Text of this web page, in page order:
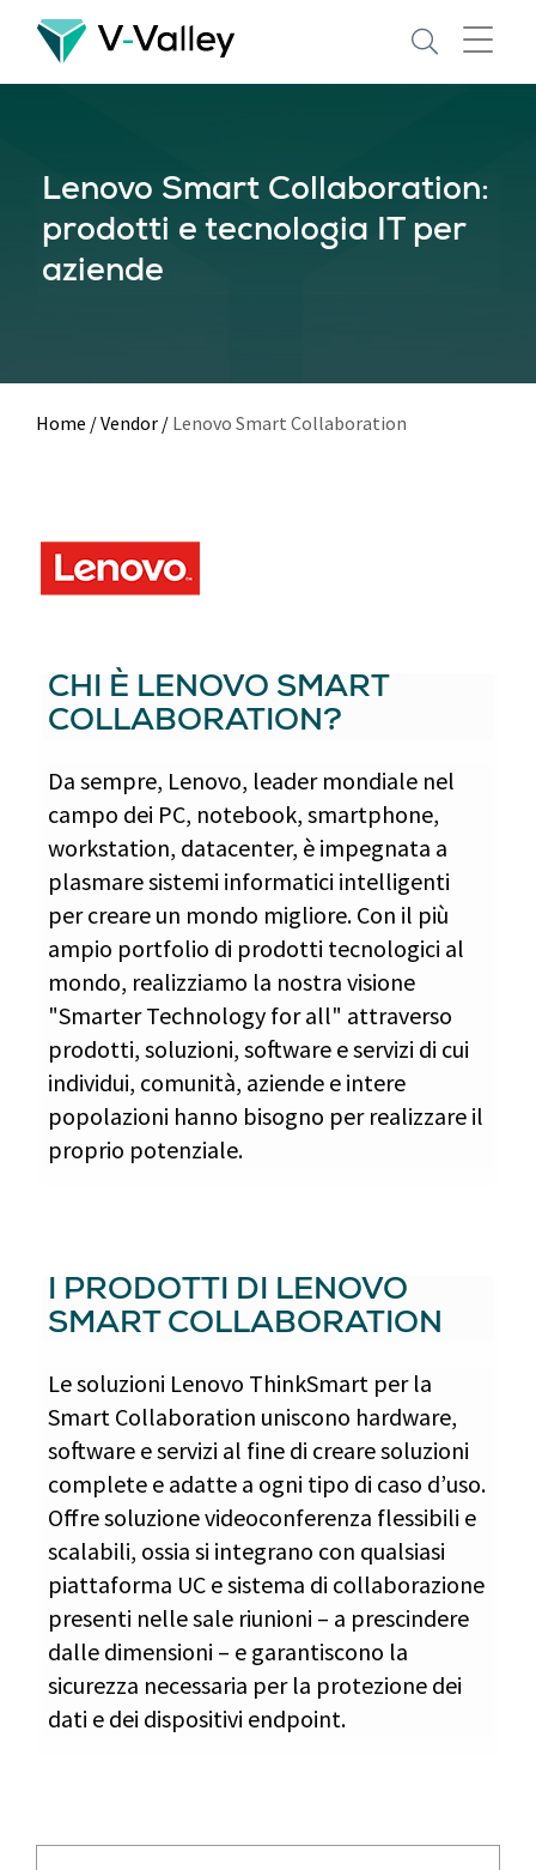
Skip
main
Lenovo Smart Collaboration:
prodotti e tecnologia IT per
aziende
Home /Vendor / Lenovo Smart Collaboration
CHI È LENOVO SMART
COLLABORATION?
Da sempre, Lenovo, leader mondiale nel
campo dei PC, notebook, smartphone,
workstation, datacenter, è impegnata a
plasmare sistemi informatici intelligenti
per creare un mondo migliore. Con il più
ampio portfolio di prodotti tecnologici al
mondo, realizziamo la nostra visione
"Smarter Technology for all" attraverso
prodotti, soluzioni, software e servizi di cui
individui, comunità, aziende e intere
popolazioni hanno bisogno per realizzare il
proprio potenziale.
I PRODOTTI DI LENOVO
SMART COLLABORATION
Le soluzioni Lenovo ThinkSmart per la
Smart Collaboration uniscono hardware,
software e servizi al fine di creare soluzioni
complete e adatte a ogni tipo di caso d’uso.
Offre soluzione videoconferenza flessibili e
scalabili, ossia si integrano con qualsiasi
piattaforma UC e sistema di collaborazione
presenti nelle sale riunioni – a prescindere
dalle dimensioni – e garantiscono la
sicurezza necessaria per la protezione dei
dati e dei dispositivi endpoint.